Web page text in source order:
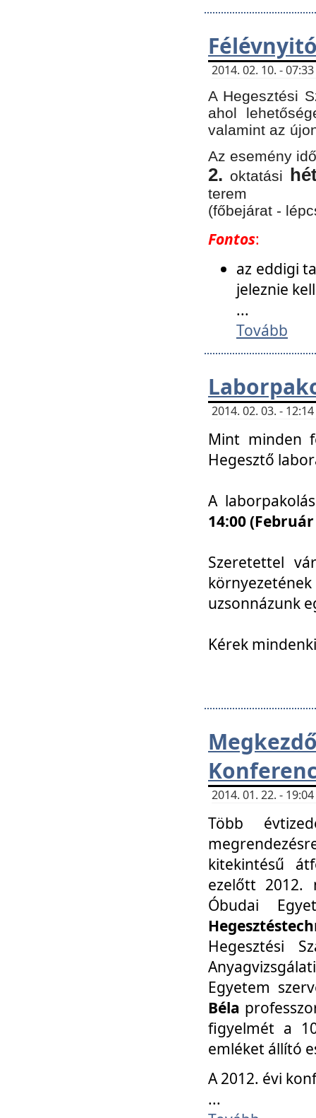
2014. 02. 10. -
A Hegesztési
ahol
valamint az
Az esemény
2. oktatási
terem
(főbejárat -
Fontos:
az eddigi
jeleznie
...
Tovább
2014. 02. 03. -
Mint minden
Hegesztő
A
14:00
Szeretettel
uzsonnázunk
Kérek
2014. 01. 22. -
Több
kitekintésű
ezelőtt 2012.
Óbudai
Hegesztési
Egyetem
Béla
figyelmét a
emléket állító
A 2012. évi
...